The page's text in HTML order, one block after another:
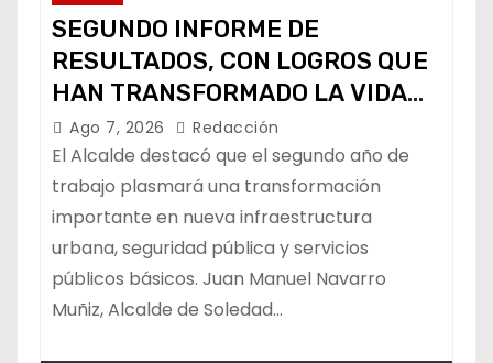
SEGUNDO INFORME DE
RESULTADOS, CON LOGROS QUE
HAN TRANSFORMADO LA VIDA
DE LOS SOLEDENSES: JUAN
MANUEL NAVARRO
Ago 7, 2026 Redacción
El Alcalde destacó que el segundo año de
trabajo plasmará una transformación
importante en nueva infraestructura
urbana, seguridad pública y servicios
públicos básicos. Juan Manuel Navarro
Muñiz, Alcalde de Soledad…